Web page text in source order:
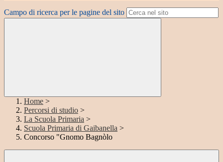
Campo di ricerca per le pagine del sito
Home >
Percorsi di studio >
La Scuola Primaria >
Scuola Primaria di Gaibanella >
Concorso "Gnomo Bagnòlo